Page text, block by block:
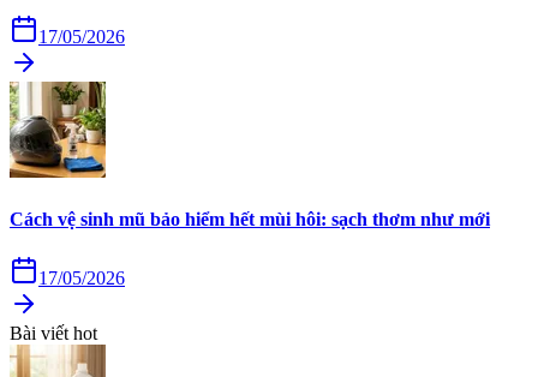
17/05/2026
Cách vệ sinh mũ bảo hiểm hết mùi hôi: sạch thơm như mới
17/05/2026
Bài viết hot